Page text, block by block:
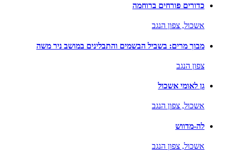
כדורים פורחים ברוחמה
אשכול, צפון הנגב
מבוך מרים: בשביל הבשמים והתבלינים במושב ניר משה
צפון הנגב
גן לאומי אשכול
אשכול, צפון הנגב
לה-מדווש
אשכול, צפון הנגב